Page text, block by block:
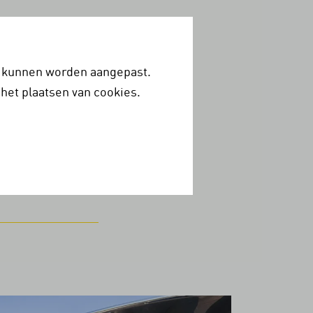
naar en van hun
zodat ook de
in deze nieuwe,
supporters
in drie minuten
en het nieuwe
worden aangepast.
plaatsen van cookies.